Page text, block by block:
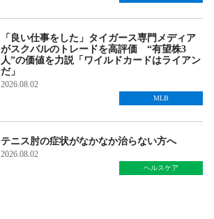
「良い仕事をした」タイガース専門メディア
がスクバルのトレードを高評価 “有望株3
人”の価値を力説「ワイルドカードはライアン
だ」
2026.08.02
MLB
テニス肘の症状がなかなか治らない方へ
2026.08.02
ヘルスケア